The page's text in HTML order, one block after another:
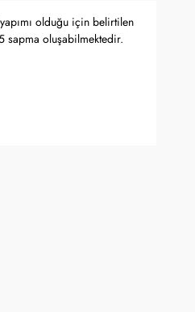
olduğu için belirtilen
sapma oluşabilmektedir.